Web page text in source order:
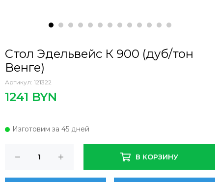
Стол Эдельвейс К 900 (дуб/тон
Венге)
Артикул: 121322
1241 BYN
Изготовим за 45 дней
В КОРЗИНУ